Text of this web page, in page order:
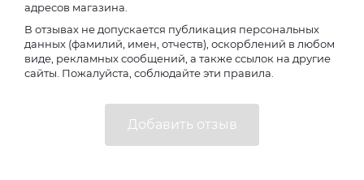
адресов магазина.
В отзывах не допускается публикация персональных
данных (фамилий, имен, отчеств), оскорблений в любом
виде, рекламных сообщений, а также ссылок на другие
сайты. Пожалуйста, соблюдайте эти правила.